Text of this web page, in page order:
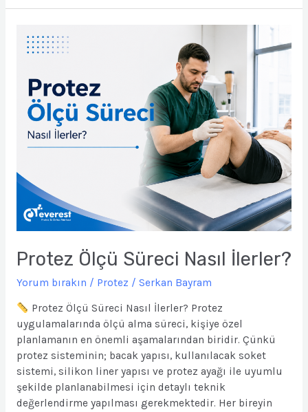
Protez Ölçü Süreci Nasıl İlerler?
Yorum bırakın / Protez / Serkan Bayram
Protez Ölçü Süreci Nasıl İlerler? Protez
uygulamalarında ölçü alma süreci, kişiye özel
planlamanın en önemli aşamalarından biridir. Çünkü
protez sisteminin; bacak yapısı, kullanılacak soket
sistemi, silikon liner yapısı ve protez ayağı ile uyumlu
şekilde planlanabilmesi için detaylı teknik
değerlendirme yapılması gerekmektedir. Her bireyin
Ölçü
Nasıl
İlerler?